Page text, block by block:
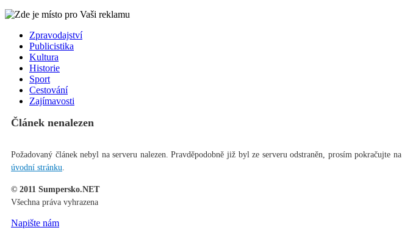
Zpravodajství
Publicistika
Kultura
Historie
Sport
Cestování
Zajímavosti
Článek nenalezen
Požadovaný článek nebyl na serveru nalezen. Pravděpodobně již byl ze serveru odstraněn, prosím pokračujte na
úvodní stránku.
© 2011 Sumpersko.NET
Všechna práva vyhrazena
Napište nám